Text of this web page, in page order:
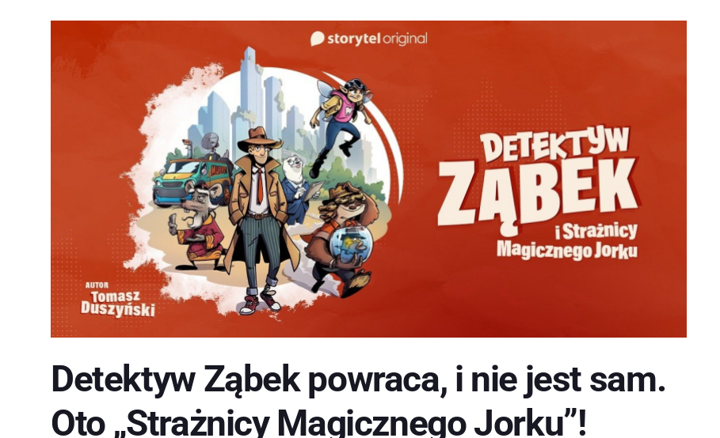
Detektyw Ząbek powraca, i nie jest sam.
Oto „Strażnicy Magicznego Jorku”!